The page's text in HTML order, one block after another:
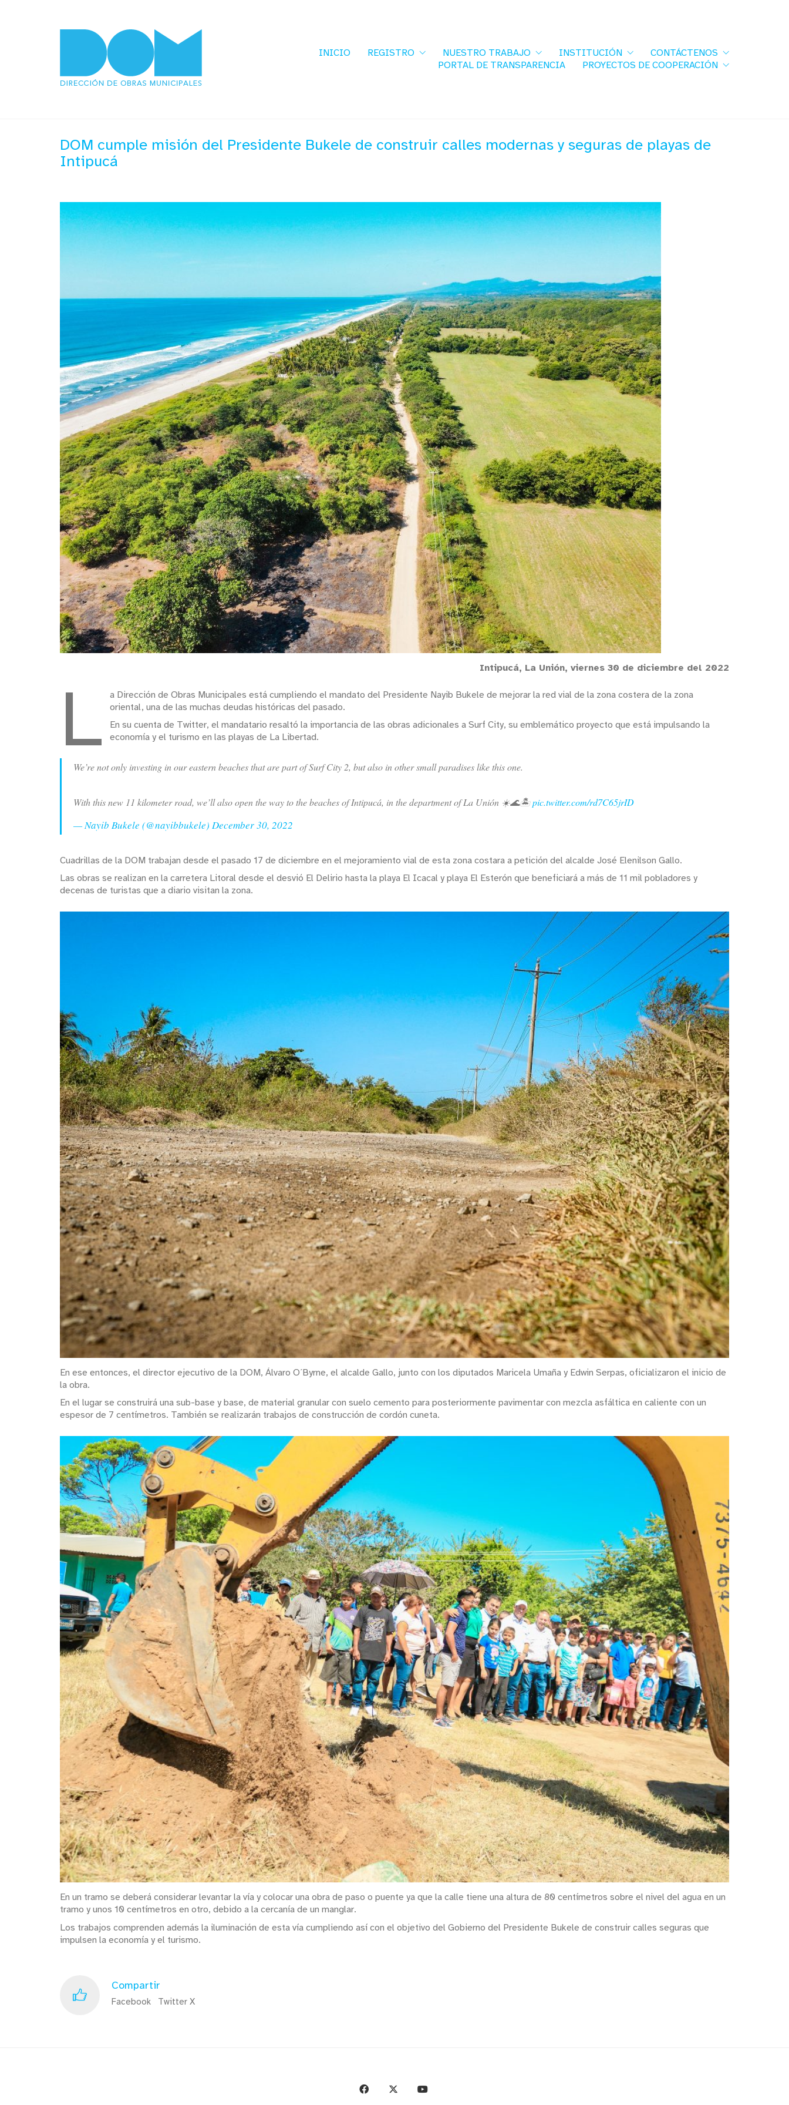
INICIO REGISTRO NUESTRO TRABAJO INSTITUCIÓN
CONTÁCTENOS
PORTAL DE TRANSPARENCIA
PROYECTOS DE COOPERACIÓN
DOM cumple misión del Presidente Bukele de construir calles modernas y seguras de playas de
Intipucá
Intipucá, La Unión, viernes 30 de diciembre del 2022
L
a Dirección de Obras Municipales está cumpliendo el mandato del Presidente Nayib Bukele de mejorar la red vial de la zona costera de la zona
oriental, una de las muchas deudas históricas del pasado.
En su cuenta de Twitter, el mandatario resaltó la importancia de las obras adicionales a Surf City, su emblemático proyecto que está impulsando la
economía y el turismo en las playas de La Libertad.
We’re not only investing in our eastern beaches that are part of Surf City 2, but also in other small paradises like this one.
With this new 11 kilometer road, we’ll also open the way to the beaches of Intipucá, in the department of La Unión ☀️🌊🏝️pic.twitter.com/rd7C65jrID
— Nayib Bukele (@nayibbukele) December 30, 2022
Cuadrillas de la DOM trabajan desde el pasado 17 de diciembre en el mejoramiento vial de esta zona costara a petición del alcalde José Elenilson Gallo.
Las obras se realizan en la carretera Litoral desde el desvió El Delirio hasta la playa El Icacal y playa El Esterón que beneficiará a más de 11 mil pobladores y
decenas de turistas que a diario visitan la zona.
En ese entonces, el director ejecutivo de la DOM, Álvaro O´Byrne, el alcalde Gallo, junto con los diputados Maricela Umaña y Edwin Serpas, oficializaron el inicio de
la obra.
En el lugar se construirá una sub-base y base, de material granular con suelo cemento para posteriormente pavimentar con mezcla asfáltica en caliente con un
espesor de 7 centímetros. También se realizarán trabajos de construcción de cordón cuneta.
En un tramo se deberá considerar levantar la vía y colocar una obra de paso o puente ya que la calle tiene una altura de 80 centímetros sobre el nivel del agua en un
tramo y unos 10 centímetros en otro, debido a la cercanía de un manglar.
Los trabajos comprenden además la iluminación de esta vía cumpliendo así con el objetivo del Gobierno del Presidente Bukele de construir calles seguras que
impulsen la economía y el turismo.
Compartir
Facebook Twitter X